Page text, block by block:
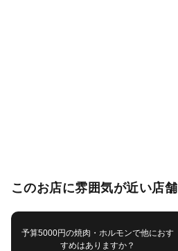
このお店に雰囲気が近い店舗
予算5000円の焼肉・ホルモンで他におす
すめはありますか？